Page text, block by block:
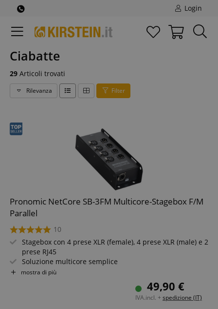
Login
Ciabatte
29 Articoli trovati
Rilevanza Filter
Pronomic NetCore SB-3FM Multicore-Stagebox F/M
Parallel
10
Stagebox con 4 prese XLR (female), 4 prese XLR (male) e 2
prese RJ45
Soluzione multicore semplice
Per la trasmissione di segnali analogici o digitali tramite
Componenti di sistema combinabili a piacere
Funzionamento possibile solo con cavi schermati a
mostra di più
49,90 €
IVA.incl. + spedizione (IT)